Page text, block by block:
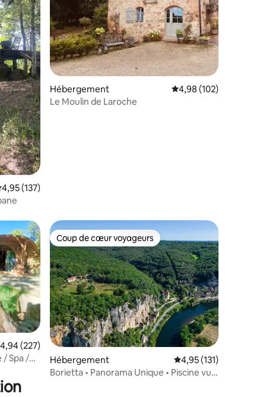
: 4,99 sur 5
moyenne sur la base de 137 commentaires : 4,95 sur 5
4,95 (137)
Hébergement Évaluation moyenne
4,98 (102)
Le Moulin de Laroche
: 4,94 sur 5
moyenne sur la base de 227 commentaires : 4,94 sur 5
4,94 (227)
/ Spa /
Coup de cœur voyageurs
Coup de cœur voyageurs
Hébergement Évaluation moyenne
4,95 (131)
Borietta • Panorama Unique • Piscine vue